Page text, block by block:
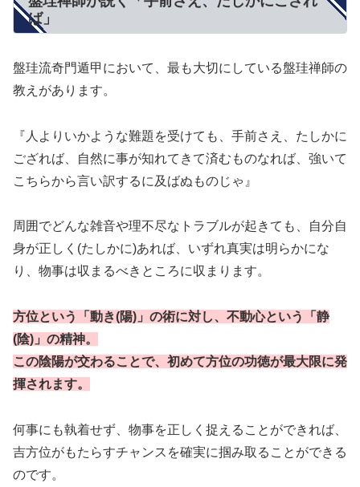
ば」
盤珪流奇門遁甲において、最も大切にしている盤珪禅師の
教えがあります。
『人よりいかような難題を受けても、手前さえ、たしかに
ござれば、自然に事が知れてきて済むものなれば、強いて
こちらから言い訳するに及ばぬものじゃ』
周囲でどんな雑音や理不尽なトラブルが起きても、自分自
身が正しく(たしかに)あれば、いずれ真実は明らかにな
り、物事は収まるべきところに収まります。
方位という「動き(陽)」の術に対し、不動心という「静
(陰)」の精神。
この陰陽が交わることで、初めて方位の功徳が最大限に発
揮されます。
何事にも執着せず、物事を正しく捉えることができれば、
吉方位がもたらすチャンスを確実に掴み取ることができる
のです。